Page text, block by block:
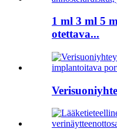
1 ml 3 ml 5
otettava...